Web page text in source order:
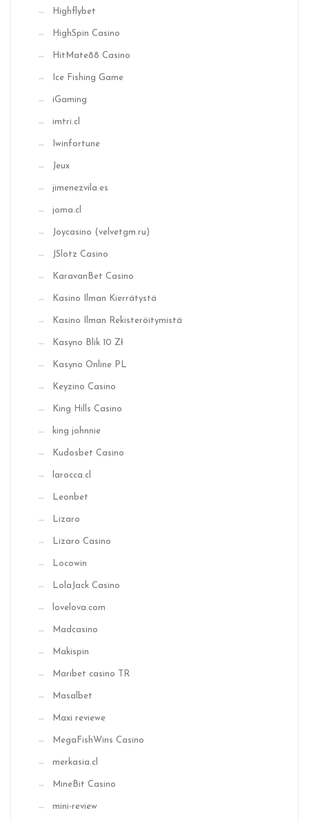
Highflybet
HighSpin Casino
HitMate88 Casino
Ice Fishing Game
iGaming
imtri.cl
Iwinfortune
Jeux
jimenezvila.es
joma.cl
Joycasino (velvetgm.ru)
JSlotz Casino
KaravanBet Casino
Kasino Ilman Kierrätystä
Kasino Ilman Rekisteröitymistä
Kasyno Blik 10 Zł
Kasyno Online PL
Keyzino Casino
King Hills Casino
king johnnie
Kudosbet Casino
larocca.cl
Leonbet
Lizaro
Lizaro Casino
Locowin
LolaJack Casino
lovelova.com
Madcasino
Makispin
Maribet casino TR
Masalbet
Maxi reviewe
MegaFishWins Casino
merkasia.cl
MineBit Casino
mini-review